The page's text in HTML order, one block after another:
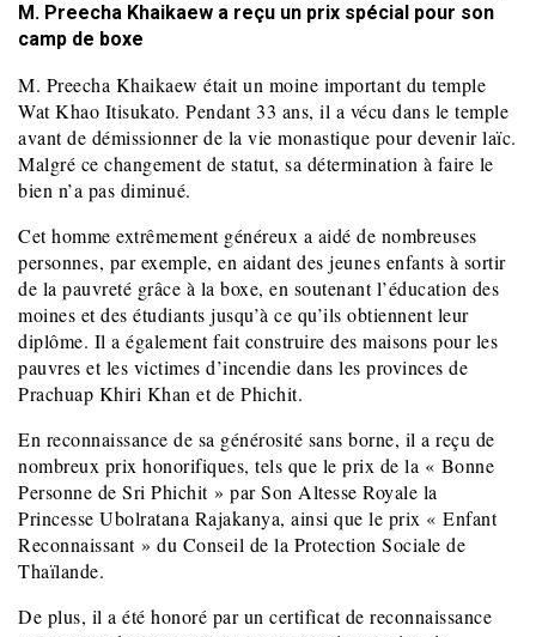
M. Preecha Khaikaew a reçu un prix spécial pour son
camp de boxe
M. Preecha Khaikaew était un moine important du temple
Wat Khao Itisukato. Pendant 33 ans, il a vécu dans le temple
avant de démissionner de la vie monastique pour devenir laïc.
Malgré ce changement de statut, sa détermination à faire le
bien n’a pas diminué.
Cet homme extrêmement généreux a aidé de nombreuses
personnes, par exemple, en aidant des jeunes enfants à sortir
de la pauvreté grâce à la boxe, en soutenant l’éducation des
moines et des étudiants jusqu’à ce qu’ils obtiennent leur
diplôme. Il a également fait construire des maisons pour les
pauvres et les victimes d’incendie dans les provinces de
Prachuap Khiri Khan et de Phichit.
En reconnaissance de sa générosité sans borne, il a reçu de
nombreux prix honorifiques, tels que le prix de la « Bonne
Personne de Sri Phichit » par Son Altesse Royale la
Princesse Ubolratana Rajakanya, ainsi que le prix « Enfant
Reconnaissant » du Conseil de la Protection Sociale de
Thaïlande.
De plus, il a été honoré par un certificat de reconnaissance